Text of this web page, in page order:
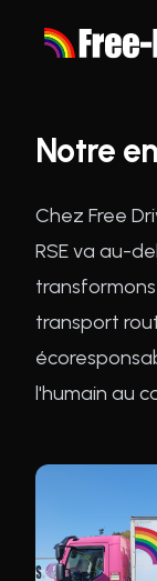
Notre
Chez Free
RSE va au-
transport
l'humain au